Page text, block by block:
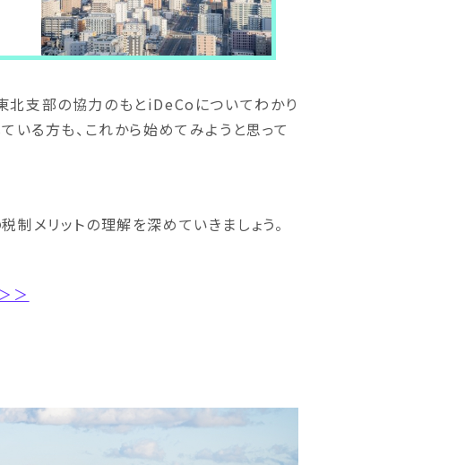
支部の協力のもとiDeCoについてわかり
いる方も、これから始めてみようと思って
メリットの理解を深めていきましょう。
＞